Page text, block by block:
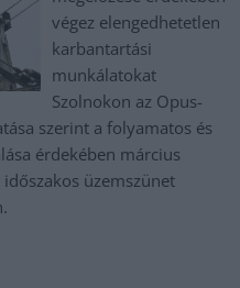
végez elengedhetetlen
karbantartási
munkálatokat
Szolnokon az Opus-
szerint a folyamatos és
érdekében március
üzemszünet